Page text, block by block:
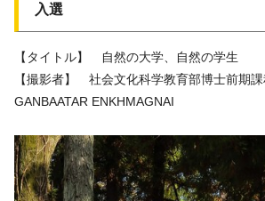
入選
【タイトル】 自然の大学、自然の学生
【撮影者】 社会文化科学教育部博士前期
GANBAATAR ENKHMAGNAI